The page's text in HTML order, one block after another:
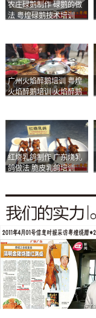
农庄碌鹅制作 碌鹅的做
法 粤煌碌鹅技术培训
广州火焰醉鹅培训 粤煌
火焰醉鹅培训 火焰醉鹅
红烧乳鸽制作 广东烧乳
鸽做法 脆皮乳鸽培训